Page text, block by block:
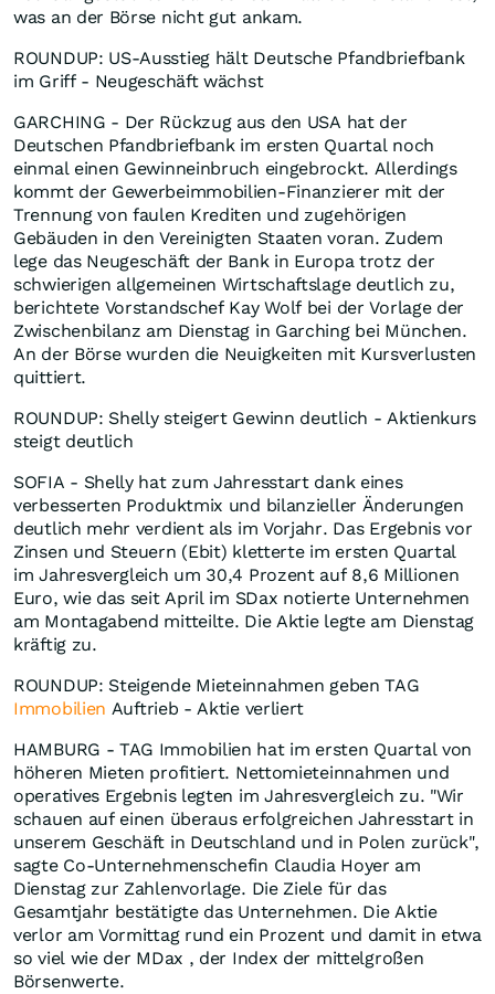
was an der Börse nicht gut ankam.
ROUNDUP: US-Ausstieg hält Deutsche Pfandbriefbank
im Griff - Neugeschäft wächst
GARCHING - Der Rückzug aus den USA hat der
Deutschen Pfandbriefbank im ersten Quartal noch
einmal einen Gewinneinbruch eingebrockt. Allerdings
kommt der Gewerbeimmobilien-Finanzierer mit der
Trennung von faulen Krediten und zugehörigen
Gebäuden in den Vereinigten Staaten voran. Zudem
lege das Neugeschäft der Bank in Europa trotz der
schwierigen allgemeinen Wirtschaftslage deutlich zu,
berichtete Vorstandschef Kay Wolf bei der Vorlage der
Zwischenbilanz am Dienstag in Garching bei München.
An der Börse wurden die Neuigkeiten mit Kursverlusten
quittiert.
ROUNDUP: Shelly steigert Gewinn deutlich - Aktienkurs
steigt deutlich
SOFIA - Shelly hat zum Jahresstart dank eines
verbesserten Produktmix und bilanzieller Änderungen
deutlich mehr verdient als im Vorjahr. Das Ergebnis vor
Zinsen und Steuern (Ebit) kletterte im ersten Quartal
im Jahresvergleich um 30,4 Prozent auf 8,6 Millionen
Euro, wie das seit April im SDax notierte Unternehmen
am Montagabend mitteilte. Die Aktie legte am Dienstag
kräftig zu.
ROUNDUP: Steigende Mieteinnahmen geben TAG
Immobilien Auftrieb - Aktie verliert
HAMBURG - TAG Immobilien hat im ersten Quartal von
höheren Mieten profitiert. Nettomieteinnahmen und
operatives Ergebnis legten im Jahresvergleich zu. "Wir
schauen auf einen überaus erfolgreichen Jahresstart in
unserem Geschäft in Deutschland und in Polen zurück",
sagte Co-Unternehmenschefin Claudia Hoyer am
Dienstag zur Zahlenvorlage. Die Ziele für das
Gesamtjahr bestätigte das Unternehmen. Die Aktie
verlor am Vormittag rund ein Prozent und damit in etwa
so viel wie der MDax , der Index der mittelgroßen
Börsenwerte.